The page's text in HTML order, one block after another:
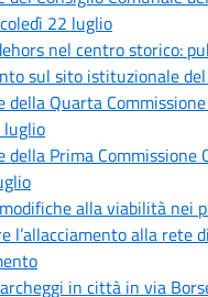
22 luglio
nel centro storico:
sul sito istituzionale
della Quarta
luglio
della Prima Commissione
alla viabilità nei
l’allacciamento alla rete di
in città in via